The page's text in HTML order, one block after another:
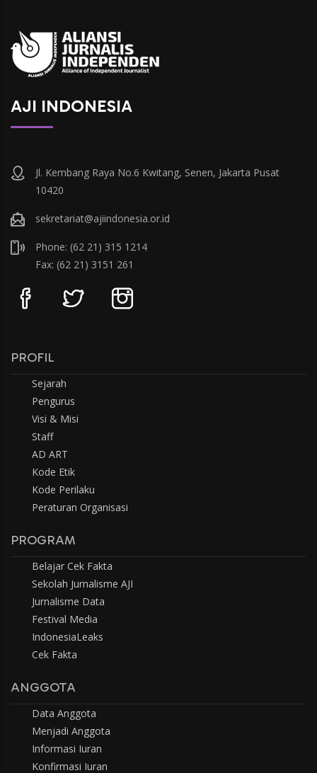
AJI INDONESIA
Jl. Kembang Raya No.6 Kwitang, Senen, Jakarta Pusat
10420
sekretariat@ajiindonesia.or.id
Phone: (62 21) 315 1214
Fax: (62 21) 3151 261
PROFIL
Sejarah
Pengurus
Visi & Misi
Staff
AD ART
Kode Etik
Kode Perilaku
Peraturan Organisasi
PROGRAM
Belajar Cek Fakta
Sekolah Jurnalisme AJI
Jurnalisme Data
Festival Media
IndonesiaLeaks
Cek Fakta
ANGGOTA
Data Anggota
Menjadi Anggota
Informasi Iuran
Konfirmasi Iuran